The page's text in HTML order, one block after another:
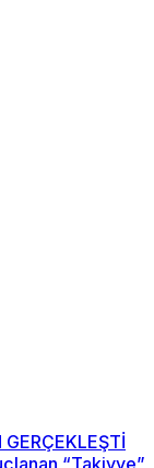
GERÇEKLEŞTİ
“Takiyye”